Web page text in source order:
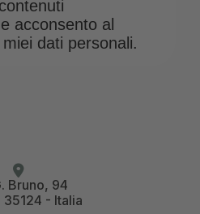
acconsento al
dati personali.
Bruno, 94
35124 - Italia